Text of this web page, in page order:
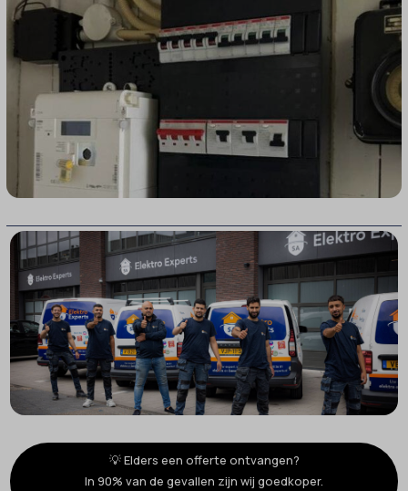
💡 Elders een offerte ontvangen?
In 90% van de gevallen zijn wij goedkoper.